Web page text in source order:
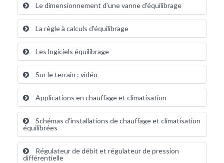
Le dimensionnement d'une vanne d'équilibrage
La règle à calculs d'équilibrage
Les logiciels équilibrage
Sur le terrain : vidéo
Applications en chauffage et climatisation
Schémas d'installations de chauffage et climatisation
équilibrées
Régulateur de débit et régulateur de pression
différentielle